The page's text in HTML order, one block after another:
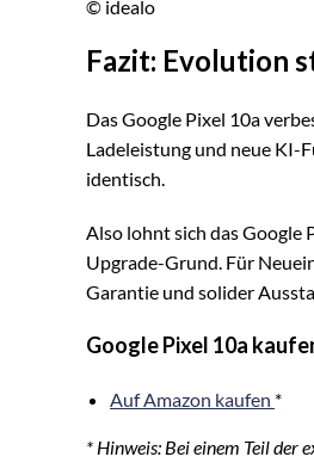
© idealo
Fazit: Evolution
Das Google Pixel 10a
Ladeleistung und neue KI-
identisch.
Also lohnt sich das Google
Upgrade-Grund. Für
Garantie und solider
Google Pixel 10a
Auf Amazon kaufen *
* Hinweis: Bei einem Teil der